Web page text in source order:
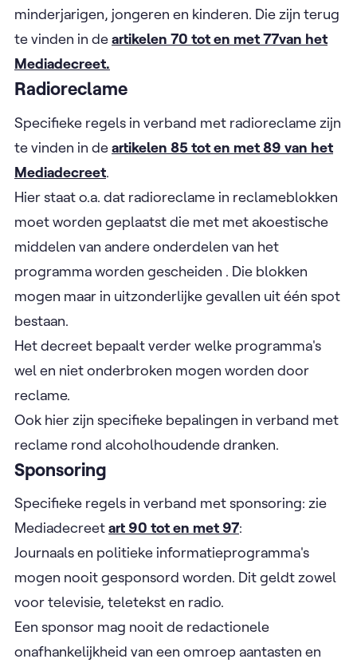
minderjarigen, jongeren en kinderen. Die zijn terug
te vinden in deartikelen 70 tot en met 77van het
Mediadecreet.
Radioreclame
Specifieke regels in verband met radioreclame zijn
te vinden in deartikelen 85 tot en met 89 van het
Mediadecreet.
Hier staat o.a. dat radioreclame in reclameblokken
moet worden geplaatst die met met akoestische
middelen van andere onderdelen van het
programma worden gescheiden . Die blokken
mogen maar in uitzonderlijke gevallen uit één spot
bestaan.
Het decreet bepaalt verder welke programma's
wel en niet onderbroken mogen worden door
reclame.
Ook hier zijn specifieke bepalingen in verband met
reclame rond alcoholhoudende dranken.
Sponsoring
Specifieke regels in verband met sponsoring: zie
Mediadecreetart 90 tot en met 97:
Journaals en politieke informatieprogramma's
mogen nooit gesponsord worden. Dit geldt zowel
voor televisie, teletekst en radio.
Een sponsor mag nooit de redactionele
onafhankelijkheid van een omroep aantasten en